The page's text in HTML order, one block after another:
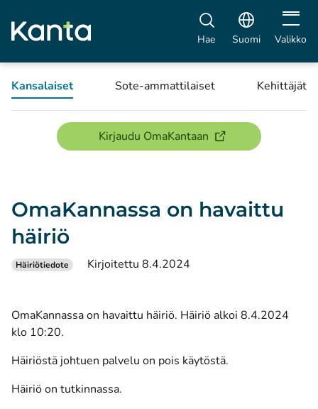
Hae Suomi Avaa
Valikko
Kansalaiset Sote-ammattilaiset Kehittäjät
Kirjaudu OmaKantaan(avautuu uuteen
OmaKannassa on havaittu
häiriö
Häiriötiedote Kirjoitettu 8.4.2024
OmaKannassa on havaittu häiriö. Häiriö alkoi 8.4.2024
klo 10:20.
Häiriöstä johtuen palvelu on pois käytöstä.
Häiriö on tutkinnassa.